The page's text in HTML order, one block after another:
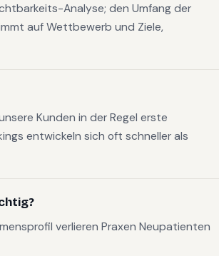
Analyse; den Umfang der
auf Wettbewerb und Ziele,
Kunden in der Regel erste
entwickeln sich oft schneller als
verlieren Praxen Neupatienten